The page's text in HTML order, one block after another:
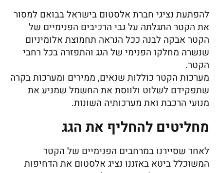
להפתעת נציגי חברת אלסטום בישראל בבואם למסור
את הקטר התגלתה על גבי הרכיבים הפנימיים של
הקטר אבקה לבנה ככל הנראה תחמוצת אלומיניום
שנשרה מחלקו הפנימי של הגג והתפזרה בכל רחבי
הקטר.
מערכות הקטר כוללות שנאים, ממירים ומערכות בקרה
שתפקידם לשלוט ולווסת את החשמל שמניע את
מנועי הרכבת ואת מערכותיה השונות.
מחליטים להחליף את הגג
לאחר שסיירנו במרחבים הפנימיים של הקטר
המשוכלל ביטא באזננו נציג אלסטום את הדחיפות